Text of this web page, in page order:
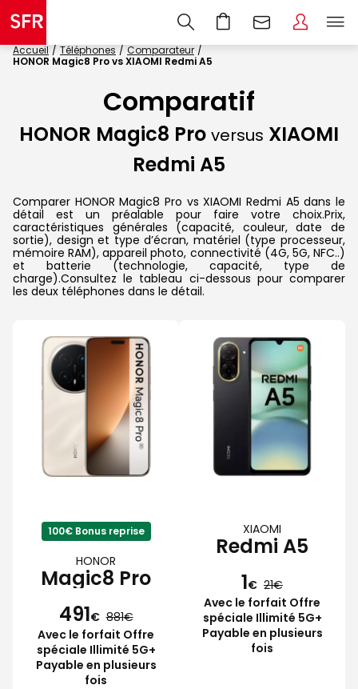
Accueil Téléphones
Comparateur
HONOR Magic8 Pro vs XIAOMI Redmi A5
Comparatif
HONOR Magic8 Pro versus XIAOMI
Redmi A5
Comparer HONOR Magic8 Pro vs XIAOMI Redmi A5 dans le
détail est un préalable pour faire votre choix.Prix,
caractéristiques générales (capacité, couleur, date de
sortie), design et type d’écran, matériel (type processeur,
mémoire RAM), appareil photo, connectivité (4G, 5G, NFC..)
et batterie (technologie, capacité, type de
charge).Consultez le tableau ci-dessous pour comparer
les deux téléphones dans le détail.
100€ Bonus reprise
HONOR
Magic8 Pro
491€ 881
Avec le forfait Offre
spéciale Illimité 5G+
Payable en plusieurs
fois
XIAOMI
Redmi A5
1€ 21
Avec le forfait Offre
spéciale Illimité 5G+
Payable en plusieurs
fois